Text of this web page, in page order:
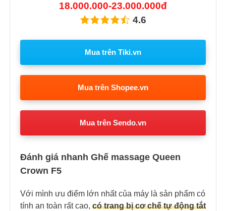
18.000.000-23.000.000đ
4.6
Mua trên Tiki.vn
Mua trên Shopee.vn
Mua trên Sendo.vn
Đánh giá nhanh Ghế massage Queen
Crown F5
Với mình ưu điểm lớn nhất của máy là sản phẩm có
tính an toàn rất cao, có trang bị cơ chế tự động tắt